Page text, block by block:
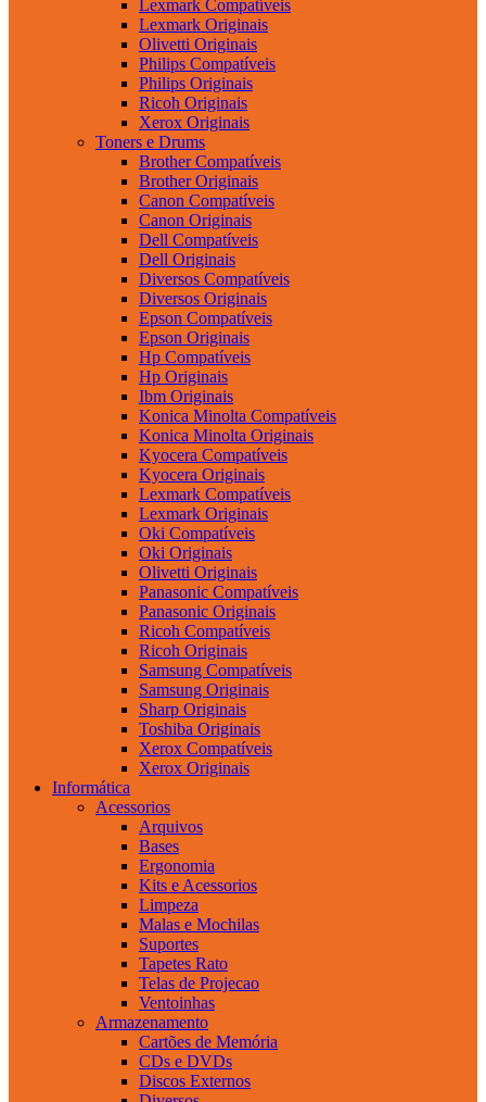
Lexmark Compatíveis
Lexmark Originais
Olivetti Originais
Philips Compatíveis
Philips Originais
Ricoh Originais
Xerox Originais
Toners e Drums
Brother Compatíveis
Brother Originais
Canon Compatíveis
Canon Originais
Dell Compatíveis
Dell Originais
Diversos Compatíveis
Diversos Originais
Epson Compatíveis
Epson Originais
Hp Compatíveis
Hp Originais
Ibm Originais
Konica Minolta Compatíveis
Konica Minolta Originais
Kyocera Compatíveis
Kyocera Originais
Lexmark Compatíveis
Lexmark Originais
Oki Compatíveis
Oki Originais
Olivetti Originais
Panasonic Compatíveis
Panasonic Originais
Ricoh Compatíveis
Ricoh Originais
Samsung Compatíveis
Samsung Originais
Sharp Originais
Toshiba Originais
Xerox Compatíveis
Xerox Originais
Informática
Acessorios
Arquivos
Bases
Ergonomia
Kits e Acessorios
Limpeza
Malas e Mochilas
Suportes
Tapetes Rato
Telas de Projecao
Ventoinhas
Armazenamento
Cartões de Memória
CDs e DVDs
Discos Externos